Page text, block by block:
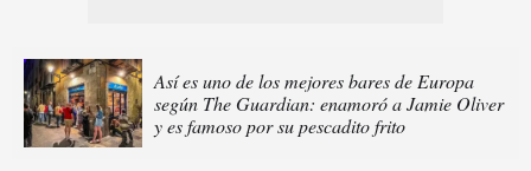
Así es uno de los mejores bares de Europa
según The Guardian: enamoró a Jamie Oliver
y es famoso por su pescadito frito